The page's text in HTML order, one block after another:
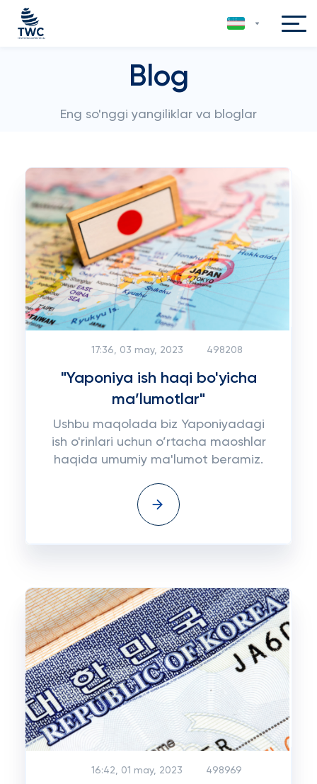
Blog
Eng so'nggi yangiliklar va bloglar
17:36, 03 may, 2023 498208
"Yaponiya ish haqi bo'yicha
ma’lumotlar"
Ushbu maqolada biz Yaponiyadagi
ish o'rinlari uchun o’rtacha maoshlar
haqida umumiy ma'lumot beramiz.
16:42, 01 may, 2023 498969